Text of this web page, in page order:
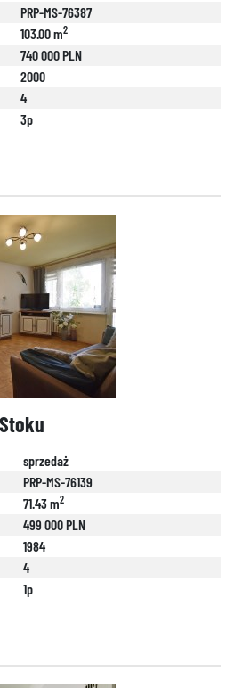
PRP-MS-76387
103.00 m2
740 000 PLN
2000
4
3p
sprzedaż
PRP-MS-76139
71.43 m2
499 000 PLN
1984
4
1p